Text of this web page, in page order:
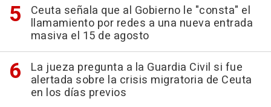
Ceuta señala que al Gobierno le "consta" el
llamamiento por redes a una nueva entrada
masiva el 15 de agosto
La jueza pregunta a la Guardia Civil si fue
alertada sobre la crisis migratoria de Ceuta
en los días previos